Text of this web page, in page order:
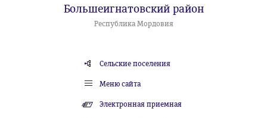
Большеигнатовский район
Республика Мордовия
Сельские поселения
Меню сайта
Электронная приемная